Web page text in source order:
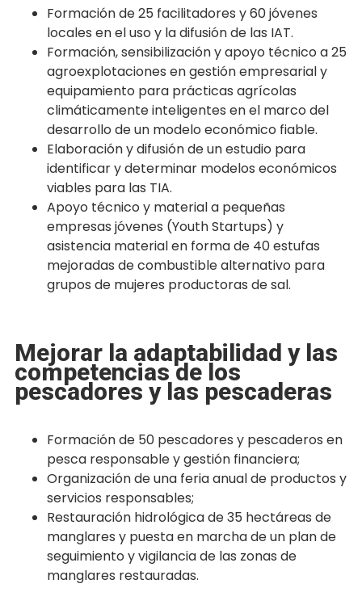
Formación de 25 facilitadores y 60 jóvenes
locales en el uso y la difusión de las IAT.
Formación, sensibilización y apoyo técnico a 25
agroexplotaciones en gestión empresarial y
equipamiento para prácticas agrícolas
climáticamente inteligentes en el marco del
desarrollo de un modelo económico fiable.
Elaboración y difusión de un estudio para
identificar y determinar modelos económicos
viables para las TIA.
Apoyo técnico y material a pequeñas
empresas jóvenes (Youth Startups) y
asistencia material en forma de 40 estufas
mejoradas de combustible alternativo para
grupos de mujeres productoras de sal.
Mejorar la adaptabilidad y las
competencias de los
pescadores y las pescaderas
Formación de 50 pescadores y pescaderos en
pesca responsable y gestión financiera;
Organización de una feria anual de productos y
servicios responsables;
Restauración hidrológica de 35 hectáreas de
manglares y puesta en marcha de un plan de
seguimiento y vigilancia de las zonas de
manglares restauradas.